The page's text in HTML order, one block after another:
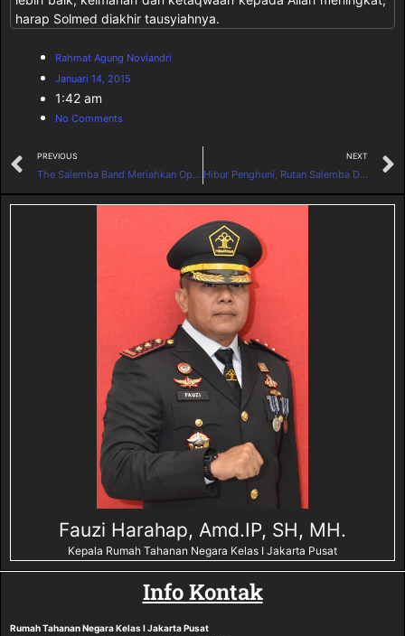
harap Solmed diakhir tausyiahnya.
Rahmat Agung Noviandri
Januari 14, 2015
1:42 am
No Comments
PREVIOUS
The Salemba Band Meriahkan Open House Natal dan Tahun Baru Menkumham
NEXT
Hibur Penghuni, Rutan Salemba Datangkan Band Indie
Fauzi Harahap, Amd.IP, SH, MH.
Kepala Rumah Tahanan Negara Kelas I Jakarta Pusat
Info Kontak
Rumah Tahanan NegaraKelas I Jakarta Pusat